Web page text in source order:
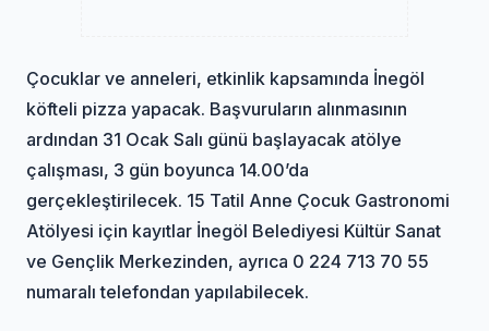
Çocuklar ve anneleri, etkinlik kapsamında İnegöl
köfteli pizza yapacak. Başvuruların alınmasının
ardından 31 Ocak Salı günü başlayacak atölye
çalışması, 3 gün boyunca 14.00’da
gerçekleştirilecek. 15 Tatil Anne Çocuk Gastronomi
Atölyesi için kayıtlar İnegöl Belediyesi Kültür Sanat
ve Gençlik Merkezinden, ayrıca 0 224 713 70 55
numaralı telefondan yapılabilecek.